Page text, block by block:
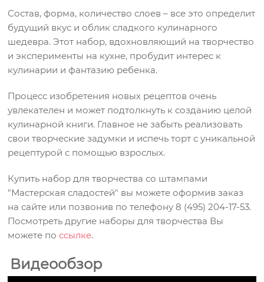
Состав, форма, количество слоев – все это определит
будущий вкус и облик сладкого кулинарного
шедевра. Этот набор, вдохновляющий на творчество
и эксперименты на кухне, пробудит интерес к
кулинарии и фантазию ребенка.
Процесс изобретения новых рецептов очень
увлекателен и может подтолкнуть к созданию целой
кулинарной книги. Главное не забыть реализовать
свои творческие задумки и испечь торт с уникальной
рецептурой с помощью взрослых.
Купить набор для творчества со штампами
"Мастерская сладостей" вы можете оформив заказ
на сайте или позвонив по телефону 8 (495) 204-17-53.
Посмотреть другие наборы для творчества Вы
можете поссылке.
Видеообзор